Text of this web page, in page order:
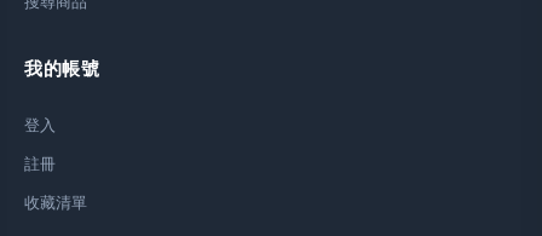
我的帳號
登入
註冊
收藏清單